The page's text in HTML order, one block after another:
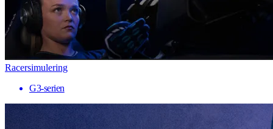
Racersimulering
G3-serien